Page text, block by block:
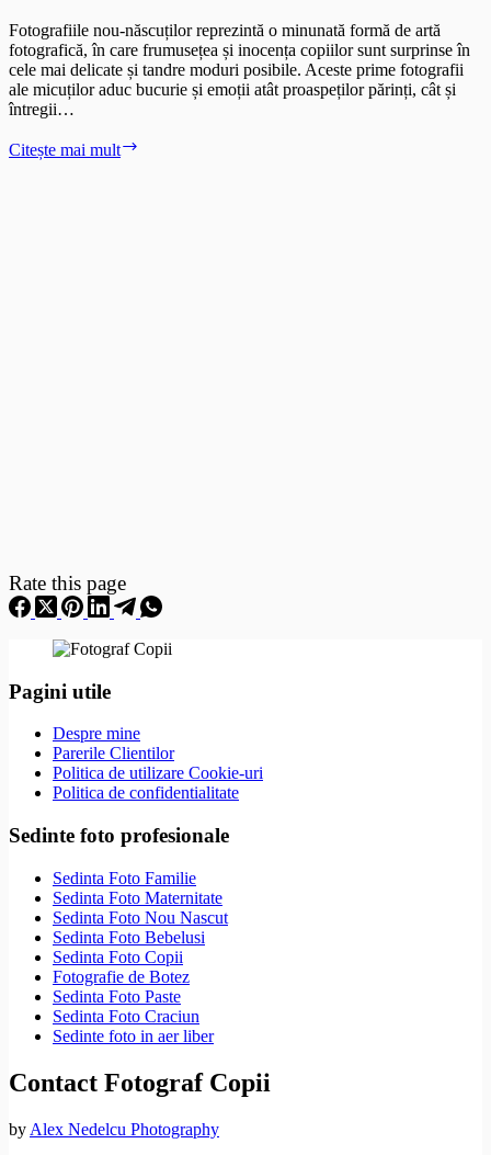
Fotografiile nou-născuților reprezintă o minunată formă de artă
fotografică, în care frumusețea și inocența copiilor sunt surprinse în
cele mai delicate și tandre moduri posibile. Aceste prime fotografii
ale micuților aduc bucurie și emoții atât proaspeților părinți, cât și
întregii…
Citește mai mult
Rate this page
Pagini utile
Despre mine
Parerile Clientilor
Politica de utilizare Cookie-uri
Politica de confidentialitate
Sedinte foto profesionale
Sedinta Foto Familie
Sedinta Foto Maternitate
Sedinta Foto Nou Nascut
Sedinta Foto Bebelusi
Sedinta Foto Copii
Fotografie de Botez
Sedinta Foto Paste
Sedinta Foto Craciun
Sedinte foto in aer liber
Contact Fotograf Copii
by Alex Nedelcu Photography